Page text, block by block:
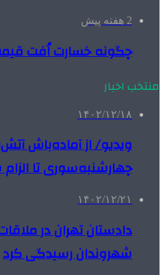
2 هفته پیش
چگونه خسارت اُفت
منتخب اخبار
۱۴۰۲/۱۲/۱۸
ویدیو/ از آماده‌باش
چهارشنبه‌سوری تا الزام
۱۴۰۲/۱۲/۲۱
دادستان تهران در
شهروندان رسیدگی کرد